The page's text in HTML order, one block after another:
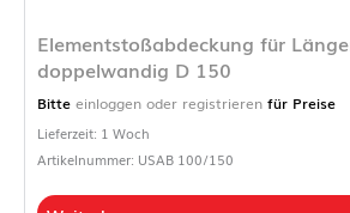
Elementstoßabdeckung für
doppelwandig D 150
Bitte einloggen oder registrieren für Preise
Lieferzeit: 1 Woch
Artikelnummer: USAB 100/150